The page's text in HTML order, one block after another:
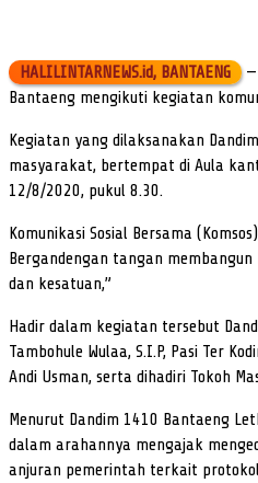
HALILINTARNEWS.id, BANTAENG —
Bantaeng mengikuti kegiatan
Kegiatan yang dilaksanakan
masyarakat, bertempat di Aula
12/8/2020, pukul 8.30.
Komunikasi Sosial Bersama
Bergandengan tangan
dan kesatuan,”
Hadir dalam kegiatan tersebut
Tambohule Wulaa, S.I.P, Pasi Ter
Andi Usman, serta dihadiri Tokoh
Menurut Dandim 1410 Bantaeng
dalam arahannya mengajak
anjuran pemerintah terkait